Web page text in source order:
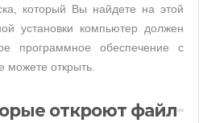
который Вы найдете на этой
установки компьютер должен
программное обеспечение с
можете открыть.
откроют файл